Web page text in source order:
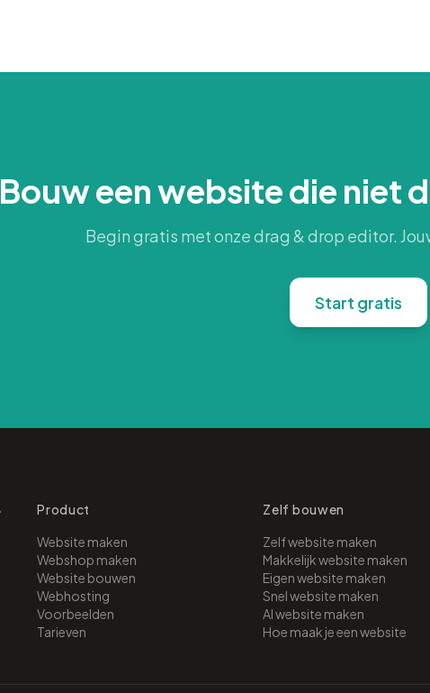
Bouw een website die niet
Begin gratis met onze drag & drop editor.
Start gratis
Product
Website maken
Webshop maken
Website bouwen
Webhosting
Voorbeelden
Tarieven
Zelf bouwen
Zelf website maken
Makkelijk website maken
Eigen website maken
Snel website maken
AI website maken
Hoe maak je een website